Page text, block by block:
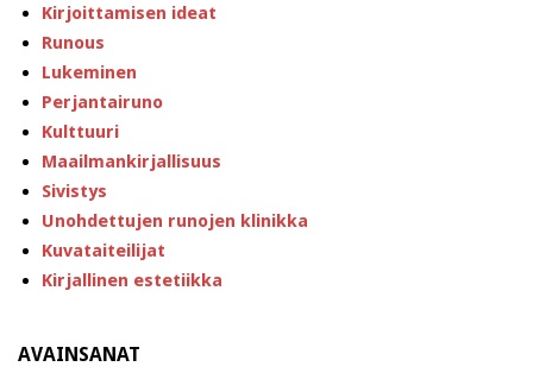
Kirjoittamisen ideat
Runous
Lukeminen
Perjantairuno
Kulttuuri
Maailmankirjallisuus
Sivistys
Unohdettujen runojen klinikka
Kuvataiteilijat
Kirjallinen estetiikka
AVAINSANAT